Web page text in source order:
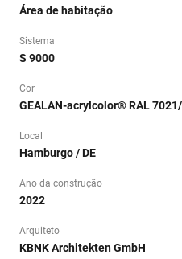
Área de habitação
Sistema
S 9000
Cor
GEALAN-acrylcolor® RAL
Local
Hamburgo / DE
Ano da construção
2022
Arquiteto
KBNK Architekten GmbH